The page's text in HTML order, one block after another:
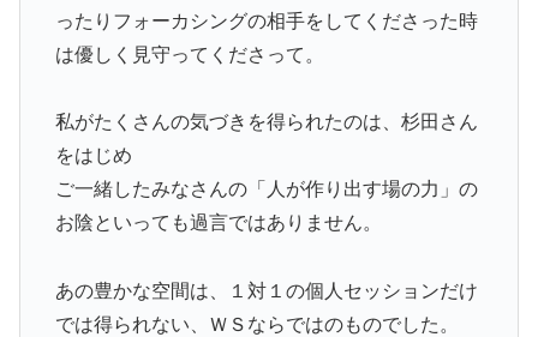
ったりフォーカシングの相手をしてくださった時
は優しく見守ってくださって。
私がたくさんの気づきを得られたのは、杉田さん
をはじめ
ご一緒したみなさんの「人が作り出す場の力」の
お陰といっても過言ではありません。
あの豊かな空間は、１対１の個人セッションだけ
では得られない、ＷＳならではのものでした。